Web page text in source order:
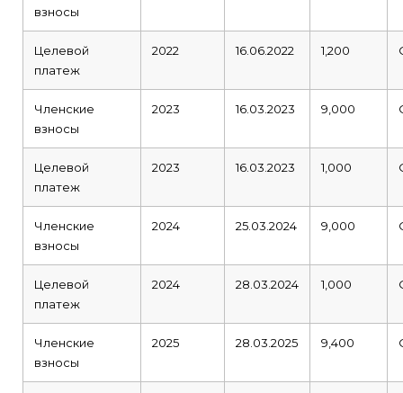
взносы
Целевой
платеж
2022 16.06.2022 1,200
Членские
взносы
2023 16.03.2023 9,000
Целевой
платеж
2023 16.03.2023 1,000
Членские
взносы
2024 25.03.2024 9,000
Целевой
платеж
2024 28.03.2024 1,000
Членские
взносы
2025 28.03.2025 9,400